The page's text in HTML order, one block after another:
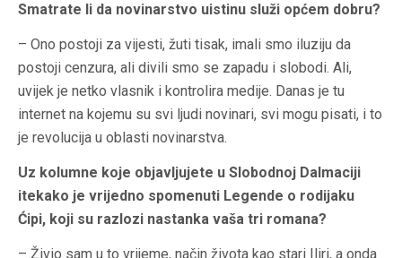
Smatrate li da novinarstvo uistinu služi općem dobru?
– Ono postoji za vijesti, žuti tisak, imali smo iluziju da
postoji cenzura, ali divili smo se zapadu i slobodi. Ali,
uvijek je netko vlasnik i kontrolira medije. Danas je tu
internet na kojemu su svi ljudi novinari, svi mogu pisati, i to
je revolucija u oblasti novinarstva.
Uz kolumne koje objavljujete u Slobodnoj Dalmaciji
itekako je vrijedno spomenuti Legende o rodijaku
Ćipi, koji su razlozi nastanka vaša tri romana?
– Živio sam u to vrijeme, način života kao stari Iliri, a onda